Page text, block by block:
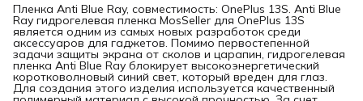
Пленка Anti Blue Ray, совместимость: OnePlus 13S. Anti Blue
Ray гидрогелевая пленка MosSeller для OnePlus 13S
является одним из самых новых разработок среди
аксессуаров для гаджетов. Помимо первостепенной
задачи защиты экрана от сколов и царапин, гидрогелевая
пленка Anti Blue Ray блокирует высокоэнергетический
коротковолновый синий свет, который вреден для глаз.
Для создания этого изделия используется качественный